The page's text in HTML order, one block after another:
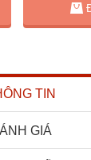
TIN
GIÁ